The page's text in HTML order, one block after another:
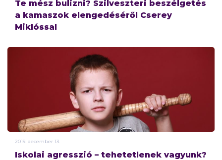
Te mész bulizni? Szilveszteri beszélgetés
a kamaszok elengedéséről Cserey
Miklóssal
2019. december 13.
Iskolai agresszió – tehetetlenek vagyunk?